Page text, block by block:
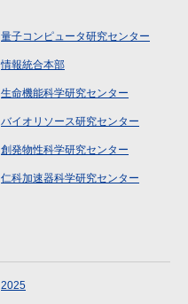
量子コンピュータ研究センター
情報統合本部
生命機能科学研究センター
バイオリソース研究センター
創発物性科学研究センター
仁科加速器科学研究センター
2025